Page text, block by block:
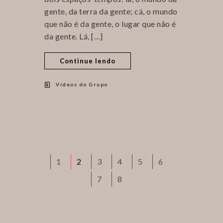
gente, da terra da gente; cá, o mundo
que não é da gente, o lugar que não é
da gente. Lá, […]
Continue lendo
Vídeos do Grupo
1 2 3 4 5
6
7
8